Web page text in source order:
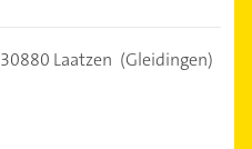
30880 Laatzen (Gleidingen)